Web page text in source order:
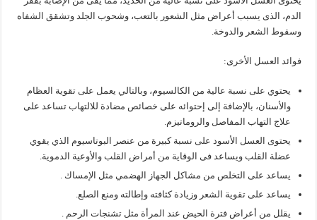
الدم، الذى يسبب أعراض مثل الشعور بالتعب، وشحوب الجلد وتشقق الشفاه
وسقوط الشعر والدوخة.
فوائد العسل الأخرى:
يحتوي على نسبة عالية من الكالسيوم، وبالتالي يعمل على تقوية العظام
والأسنان، بالإضافة إلى إحتوائه على خصائص مضادة للالتهاب تساعد على
علاج التهاب المفاصل والروماتيزم.
يحتوى العسل الأسود على نسبة كبيرة من عنصر البوتاسيوم الذي يقوي
عضلة القلب ويساعد فى الوقاية من أمراض القلب والأوعية الدموية.
يساعد على التخلص من مشاكل الجهاز الهضمي مثل الإمساك .
يساعد على تقوية الشعر وزيادة كثافته وإطالته ومنع الصلع.
يقلل من أعراض فترة الحيض عند المرأة مثل تشنجات الرحم .